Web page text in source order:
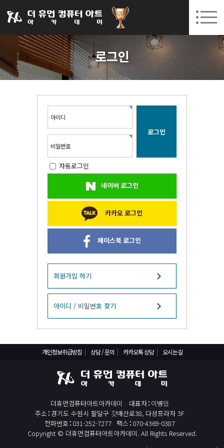
031-252-7277 수원캠퍼스 개강 08. 12.(수)
회원가입 고객센터
로그인
아이디
비밀번호
자동로그인
네이버 로그인
카카오 로그인
페이스북 로그인
회원가입 하기
아이디 / 비밀번호 찾기
개인정보취급방침 상담 / 문의 카카오톡 상담 오시는길
더휴먼컴퓨터아트아카데미 대표자 이병민
주소 경기도 수원시 팔달구 갓매산로38, 다성프라자 3F
전화번호 031-252-7277 팩스 070-4369-0387
Copyright © 더휴먼컴퓨터아트아카데미. All Rights Reserved.
아카데미소개
인사말
국비지원 무료교육
BIM 건축설계 및 실내건축설계(캐드(CAD),맥스(MAX),레빗(REVIT))실무자 양성과정
React, Veu 프레임워크 기반 프론트엔드 개발 양성 지원
반응형/웹퍼블리셔/프론트엔드 웹개발자(웹디자인)
자바(Java)기반 JSP/스프링 웹개발자(정보처리산업기사)(과정평가형)
디지털컨버전스 자바(JAVA)개발자(전자정부 프레임워크/SPRING)
전산세무회계 자격취득과정[전산회계1급/전산세무2급/FAT1급/TAT2급]
컴퓨터활용능력2급(필기+실기) 및 ITQ자격증 취득(한글,엑셀,파워포인트)
직업상담사 2급 (필기+실기) 자격증 취득과정
일러스트 자격증 취득과정(GTQi 1급)
전산회계 1급 / FAT 1급 자격증 취득과정
전산세무 2급 / TAT 2급 자격증 취득과정